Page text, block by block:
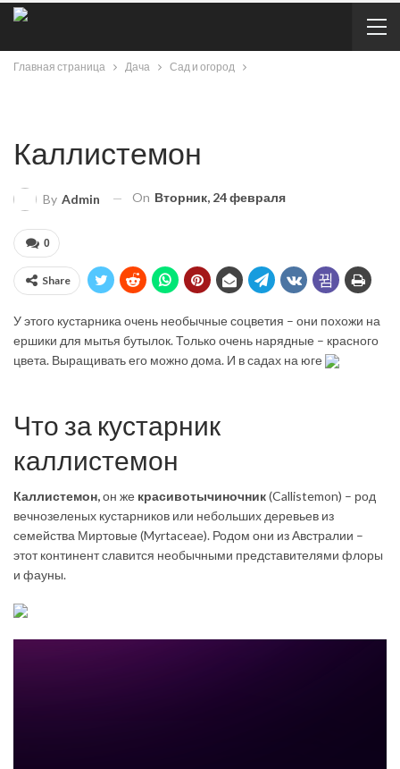
Главная страница Дача Сад и огород
Каллистемон
By Admin On Вторник, 24 февраля
0
Share
У этого кустарника очень необычные соцветия – они похожи на
ершики для мытья бутылок. Только очень нарядные – красного
цвета. Выращивать его можно дома. И в садах на юге
Что за кустарник
каллистемон
Каллистемон,он же красивотычиночник(Callistemon) – род
вечнозеленых кустарников или небольших деревьев из
семейства Миртовые (Myrtaceae). Родом они из Австралии –
этот континент славится необычными представителями флоры
и фауны.